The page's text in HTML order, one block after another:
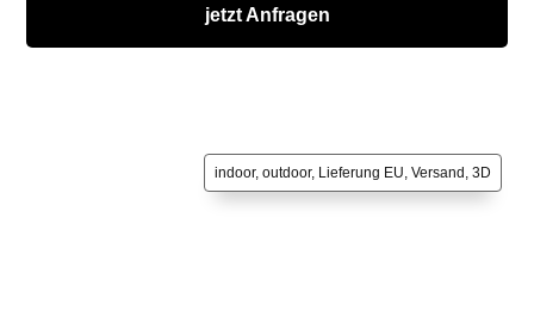
jetzt Anfragen
indoor, outdoor, Lieferung EU, Versand, 3D